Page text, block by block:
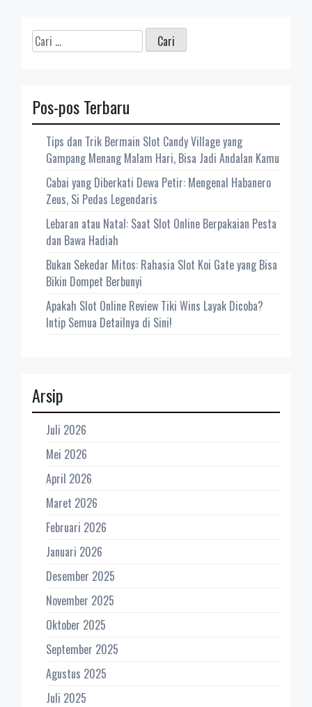
Cari
untuk:
Pos-pos Terbaru
Tips dan Trik Bermain Slot Candy Village yang
Gampang Menang Malam Hari, Bisa Jadi Andalan Kamu
Cabai yang Diberkati Dewa Petir: Mengenal Habanero
Zeus, Si Pedas Legendaris
Lebaran atau Natal: Saat Slot Online Berpakaian Pesta
dan Bawa Hadiah
Bukan Sekedar Mitos: Rahasia Slot Koi Gate yang Bisa
Bikin Dompet Berbunyi
Apakah Slot Online Review Tiki Wins Layak Dicoba?
Intip Semua Detailnya di Sini!
Arsip
Juli 2026
Mei 2026
April 2026
Maret 2026
Februari 2026
Januari 2026
Desember 2025
November 2025
Oktober 2025
September 2025
Agustus 2025
Juli 2025